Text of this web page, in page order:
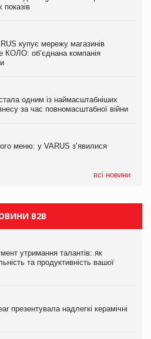
купує мережу магазинів
КОЛО: об’єднана компанія
одним із наймасштабніших
за час повномасштабної війни
меню: у VARUS з’явилися
всі новини
на маркетинг за квартал
на маркетинг за квартал
B2B
утримання талантів: як
та продуктивність вашої
презентувала надлегкі керамічні